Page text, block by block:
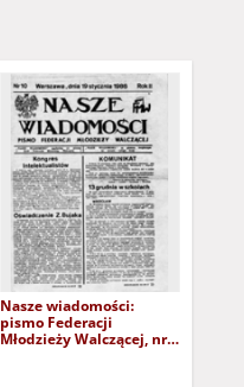
Nasze wiadomości:
pismo Federacji
Młodzieży Walczącej, nr 1